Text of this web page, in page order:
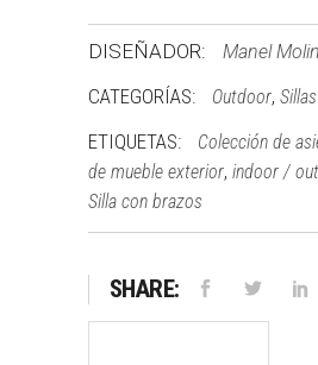
DISEÑADOR: Manel
CATEGORÍAS: Outdoor, Sillas
ETIQUETAS: Colección de
de mueble exterior, indoor /
Silla con brazos
SHARE: